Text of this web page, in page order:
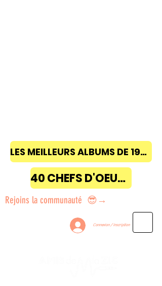
LES MEILLEURS ALBUMS DE 1968 à 2018
40 CHEFS D'OEUVRE
Rejoins la communauté 😎→
Connexion / Inscription